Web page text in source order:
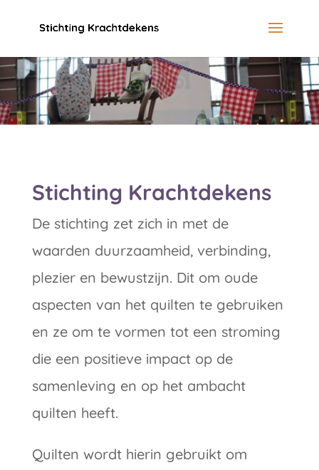
Stichting Krachtdekens
De stichting zet zich in met de
waarden duurzaamheid, verbinding,
plezier en bewustzijn. Dit om oude
aspecten van het quilten te gebruiken
en ze om te vormen tot een stroming
die een positieve impact op de
samenleving en op het ambacht
quilten heeft.
Quilten wordt hierin gebruikt om